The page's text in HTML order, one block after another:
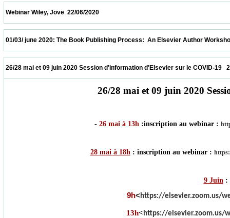
Webinar Wiley, Jove  22/06/2020
01/03/ june 2020: The Book Publishing Process:  An Elsevier
26/28 mai et 09 juin 2020 Session d'information d'Elsevier sur le
26/28 mai et 09 juin 2020
- 26 mai à 13h :inscription au webinar :
28 mai à 18h: inscription au webinar :
9 Juin:
9h<https://elsevier.zoom.us/
13h<https://elsevier.zoom.us/w